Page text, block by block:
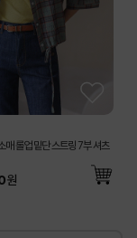
롤업 밑단 스트링 7부 셔츠
원